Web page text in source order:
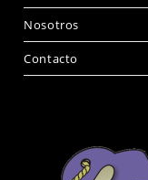
Nosotros
Contacto